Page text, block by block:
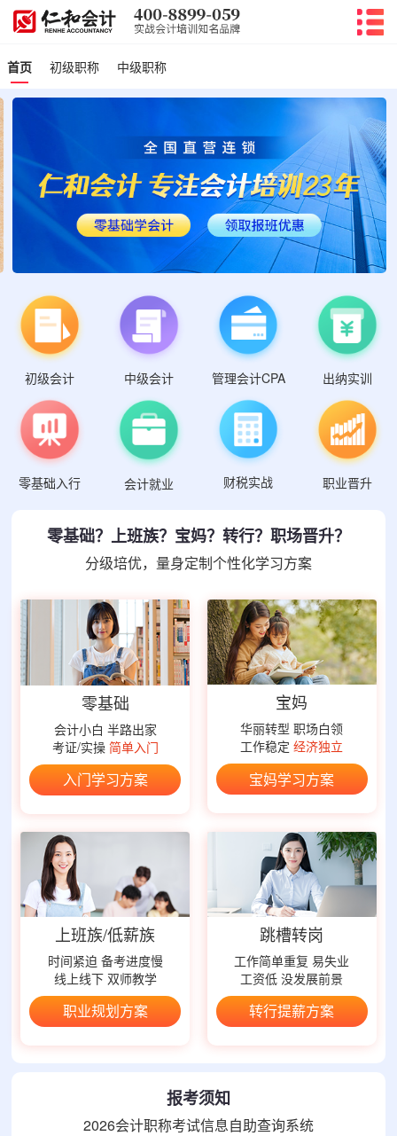
首页 初级职称 中级职称
初级会计 中级会计 管理会计CPA 出纳实训
零基础入行 会计就业 财税实战 职业晋升
零基础？上班族？宝妈？转行？职场晋升？
分级培优，量身定制个性化学习方案
零基础
会计小白 半路出家
考证/实操 简单入门
入门学习方案
宝妈
华丽转型 职场白领
工作稳定经济独立
宝妈学习方案
上班族/低薪族
时间紧迫 备考进度慢
线上线下 双师教学
职业规划方案
跳槽转岗
工作简单重复 易失业
工资低 没发展前景
转行提薪方案
报考须知
2026会计职称考试信息自助查询系统